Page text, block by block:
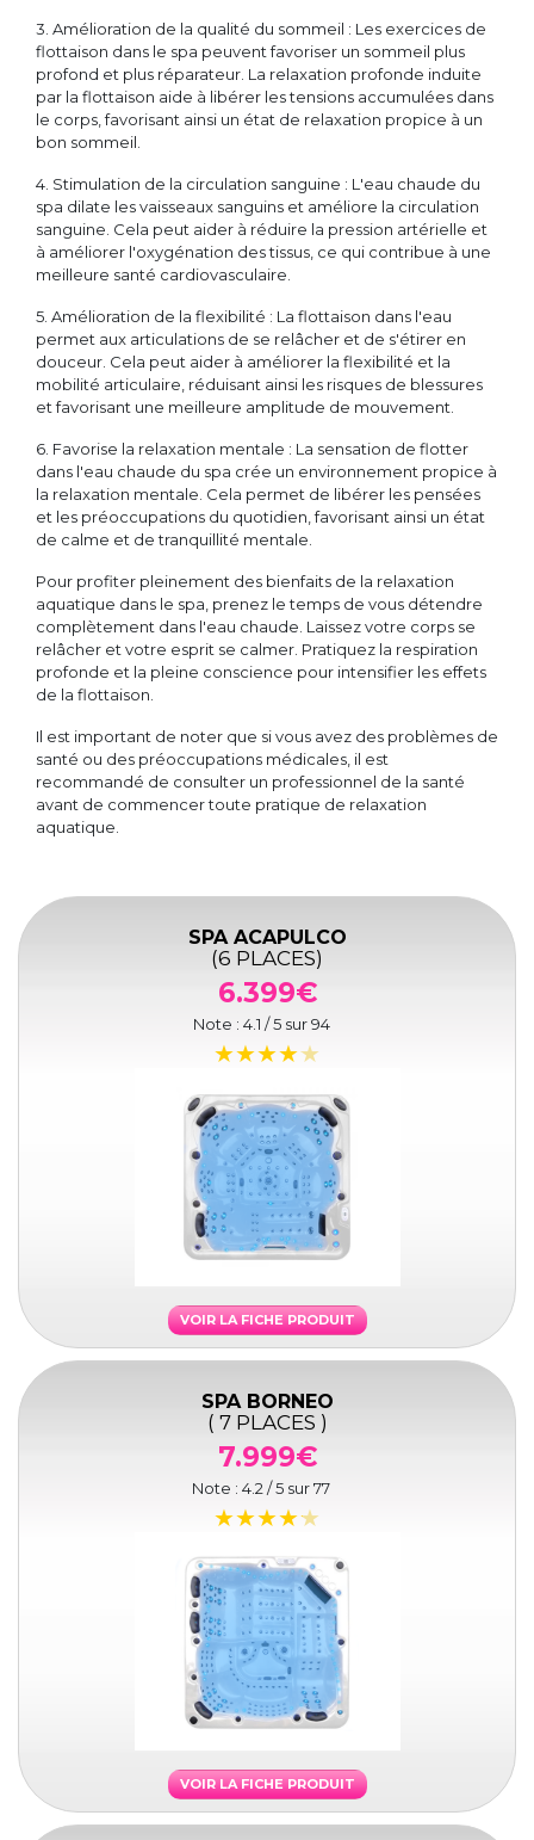
3. Amélioration de la qualité du sommeil : Les exercices de
flottaison dans le spa peuvent favoriser un sommeil plus
profond et plus réparateur. La relaxation profonde induite
par la flottaison aide à libérer les tensions accumulées dans
le corps, favorisant ainsi un état de relaxation propice à un
bon sommeil.
4. Stimulation de la circulation sanguine : L'eau chaude du
spa dilate les vaisseaux sanguins et améliore la circulation
sanguine. Cela peut aider à réduire la pression artérielle et
à améliorer l'oxygénation des tissus, ce qui contribue à une
meilleure santé cardiovasculaire.
5. Amélioration de la flexibilité : La flottaison dans l'eau
permet aux articulations de se relâcher et de s'étirer en
douceur. Cela peut aider à améliorer la flexibilité et la
mobilité articulaire, réduisant ainsi les risques de blessures
et favorisant une meilleure amplitude de mouvement.
6. Favorise la relaxation mentale : La sensation de flotter
dans l'eau chaude du spa crée un environnement propice à
la relaxation mentale. Cela permet de libérer les pensées
et les préoccupations du quotidien, favorisant ainsi un état
de calme et de tranquillité mentale.
Pour profiter pleinement des bienfaits de la relaxation
aquatique dans le spa, prenez le temps de vous détendre
complètement dans l'eau chaude. Laissez votre corps se
relâcher et votre esprit se calmer. Pratiquez la respiration
profonde et la pleine conscience pour intensifier les effets
de la flottaison.
Il est important de noter que si vous avez des problèmes de
santé ou des préoccupations médicales, il est
recommandé de consulter un professionnel de la santé
avant de commencer toute pratique de relaxation
aquatique.
SPA ACAPULCO
(6 PLACES)
6.399€
Note : 4.1 / 5 sur94
VOIR LA FICHE PRODUIT
SPA BORNEO
( 7 PLACES )
7.999€
Note : 4.2 / 5 sur77
VOIR LA FICHE PRODUIT